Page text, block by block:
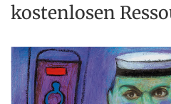
kostenlosen